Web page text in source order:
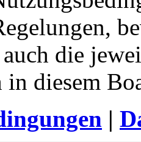
die
diesem
|